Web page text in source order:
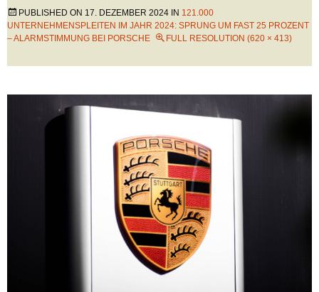
PUBLISHED ON 17. DEZEMBER 2024 IN 121.000
UNTERNEHMENSPLEITEN IM JAHR 2024: SPRUNG UM FAST 25 PROZENT
– ALARMSTIMMUNG BEI PORSCHE
FULL RESOLUTION (620 × 413)